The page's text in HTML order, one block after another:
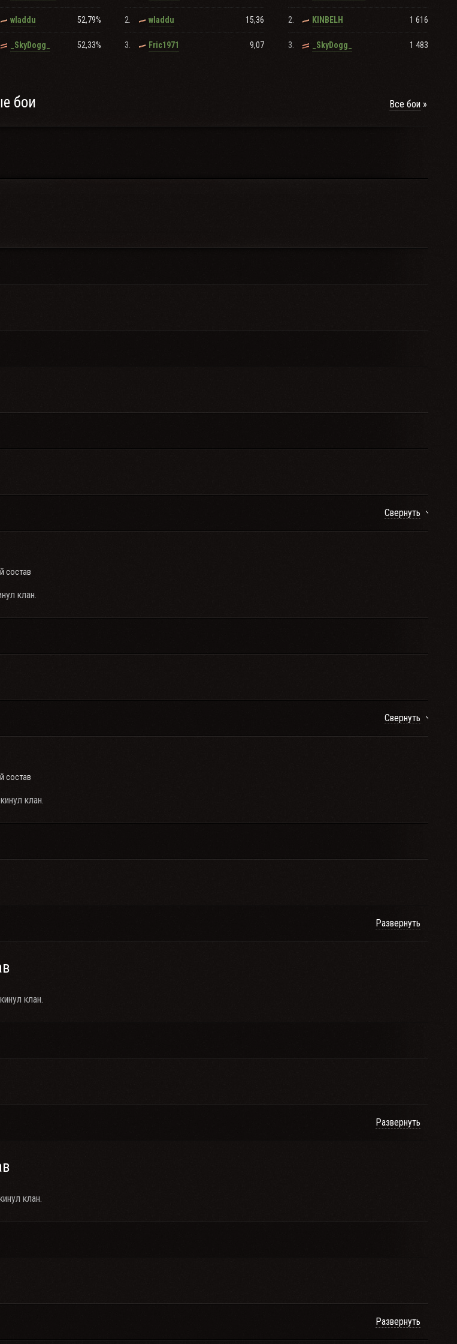
wladdu 52,79%
_SkyDogg_ 52,33%
2. wladdu 15,36
3. Fric1971 9,07
2. KINBELH 1 616
3. _SkyDogg_ 1 483
бои Все бои
Свернуть
состав
клан.
Свернуть
состав
клан.
Развернуть
клан.
Развернуть
клан.
Развернуть